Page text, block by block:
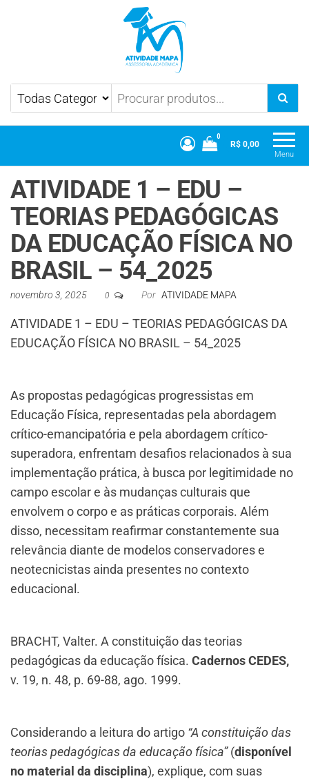
Atividade Mapa Mapa UniCesumar
Menu
0
R$ 0,00
ATIVIDADE 1 – EDU –
TEORIAS PEDAGÓGICAS
DA EDUCAÇÃO FÍSICA NO
BRASIL – 54_2025
novembro 3, 2025 0 Por ATIVIDADE MAPA
ATIVIDADE 1 – EDU – TEORIAS PEDAGÓGICAS DA
EDUCAÇÃO FÍSICA NO BRASIL – 54_2025
As propostas pedagógicas progressistas em
Educação Física, representadas pela abordagem
crítico-emancipatória e pela abordagem crítico-
superadora, enfrentam desafios relacionados à sua
implementação prática, à busca por legitimidade no
campo escolar e às mudanças culturais que
envolvem o corpo e as práticas corporais. Além
disso, necessitam reafirmar constantemente sua
relevância diante de modelos conservadores e
neotecnicistas ainda presentes no contexto
educacional.
BRACHT, Valter. A constituição das teorias
pedagógicas da educação física. Cadernos CEDES,
v. 19, n. 48, p. 69-88, ago. 1999.
Considerando a leitura do artigo “A constituição das
teorias pedagógicas da educação física”(disponível
no material da disciplina), explique, com suas